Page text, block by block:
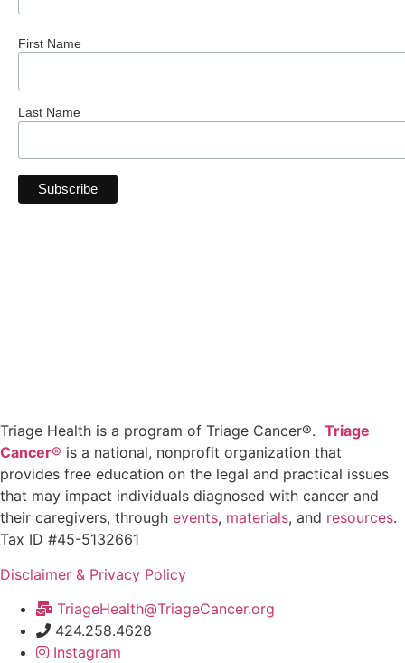
First Name
Last Name
Triage Health is a program of Triage Cancer®. Triage
Cancer® is a national, nonprofit organization that
provides free education on the legal and practical issues
that may impact individuals diagnosed with cancer and
their caregivers, through events, materials, and resources.
Tax ID #45-5132661
Disclaimer & Privacy Policy
TriageHealth@TriageCancer.org
424.258.4628
Instagram